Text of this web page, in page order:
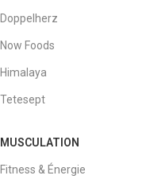
Doppelherz
Now Foods
Himalaya
Tetesept
MUSCULATION
Fitness & Énergie